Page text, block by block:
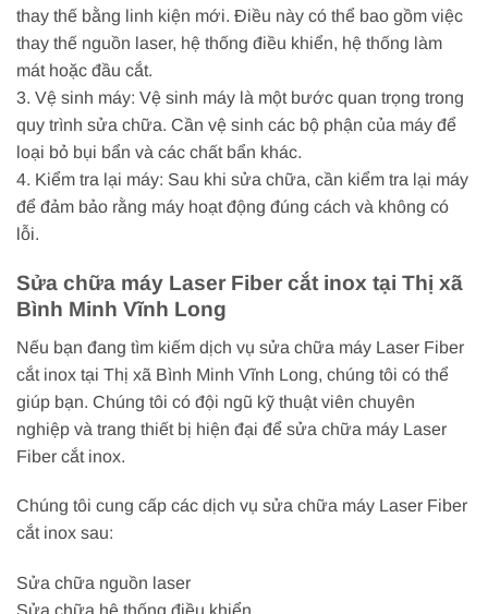
thay thế bằng linh kiện mới. Điều này có thể bao gồm việc
thay thế nguồn laser, hệ thống điều khiển, hệ thống làm
mát hoặc đầu cắt.
3. Vệ sinh máy: Vệ sinh máy là một bước quan trọng trong
quy trình sửa chữa. Cần vệ sinh các bộ phận của máy để
loại bỏ bụi bẩn và các chất bẩn khác.
4. Kiểm tra lại máy: Sau khi sửa chữa, cần kiểm tra lại máy
để đảm bảo rằng máy hoạt động đúng cách và không có
lỗi.
Sửa chữa máy Laser Fiber cắt inox tại Thị xã
Bình Minh Vĩnh Long
Nếu bạn đang tìm kiếm dịch vụ sửa chữa máy Laser Fiber
cắt inox tại Thị xã Bình Minh Vĩnh Long, chúng tôi có thể
giúp bạn. Chúng tôi có đội ngũ kỹ thuật viên chuyên
nghiệp và trang thiết bị hiện đại để sửa chữa máy Laser
Fiber cắt inox.
Chúng tôi cung cấp các dịch vụ sửa chữa máy Laser Fiber
cắt inox sau:
Sửa chữa nguồn laser